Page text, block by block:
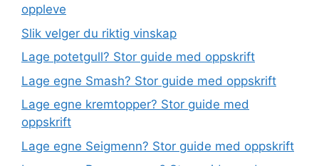
oppleve
Slik velger du riktig vinskap
Lage potetgull? Stor guide med oppskrift
Lage egne Smash? Stor guide med oppskrift
Lage egne kremtopper? Stor guide med
oppskrift
Lage egne Seigmenn? Stor guide med oppskrift